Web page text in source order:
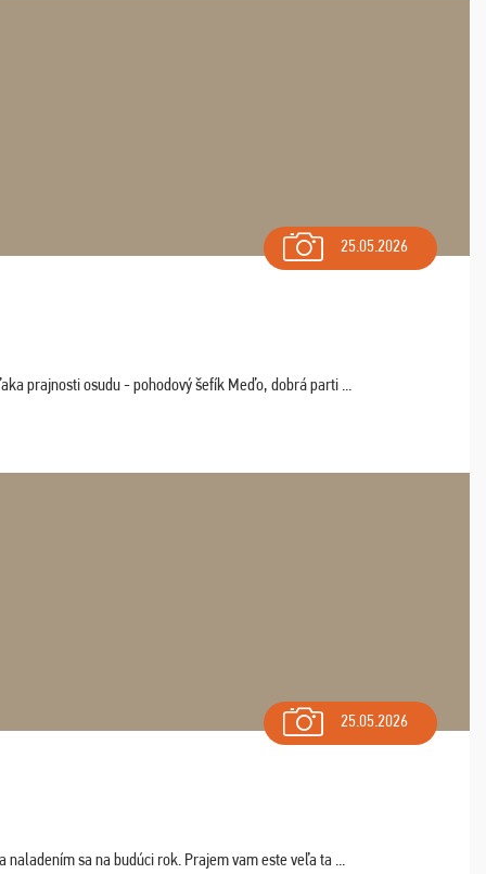
25.05.2026
prajnosti osudu - pohodový šefík Meďo, dobrá parti ...
25.05.2026
sa na budúci rok. Prajem vam este veľa ta ...